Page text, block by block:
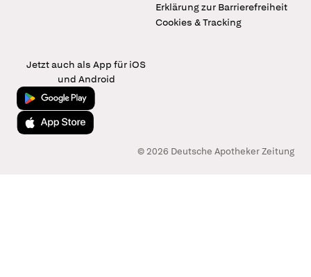
Erklärung zur Barrierefreiheit
Cookies & Tracking
Jetzt auch als App für iOS
und Android
Jetzt bei Google Play
Laden im App Store
© 2026 Deutsche Apotheker Zeitung